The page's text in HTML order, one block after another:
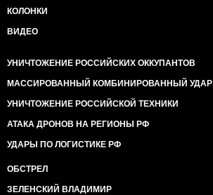
КОЛОНКИ
ВИДЕО
УНИЧТОЖЕНИЕ РОССИЙСКИХ ОККУПАНТОВ
МАССИРОВАННЫЙ КОМБИНИРОВАННЫЙ УДАР
УНИЧТОЖЕНИЕ РОССИЙСКОЙ ТЕХНИКИ
АТАКА ДРОНОВ НА РЕГИОНЫ РФ
УДАРЫ ПО ЛОГИСТИКЕ РФ
ОБСТРЕЛ
ЗЕЛЕНСКИЙ ВЛАДИМИР